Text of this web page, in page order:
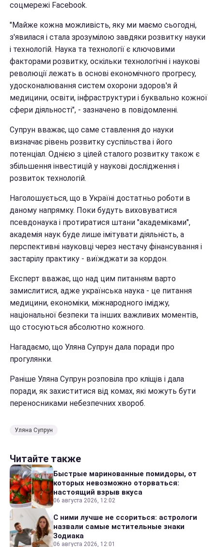
соцмережі Facebook.
"Майже кожна можливість, яку ми маємо сьогодні,
з'явилася і стала зрозумілою завдяки розвитку науки
і технологій. Наука та технології є ключовими
факторами розвитку, оскільки технологічні і наукові
революції лежать в основі економічного прогресу,
удосконалювання систем охорони здоров'я й
медицини, освіти, інфраструктури і буквально кожної
сфери діяльності", - зазначено в повідомленні.
Супрун вважає, що саме ставлення до науки
визначає рівень розвитку суспільства і його
потенціал. Однією з цілей сталого розвитку також є
збільшення інвестицій у наукові дослідження і
розвиток технологій.
Наголошується, що в Україні достатньо роботи в
даному напрямку. Поки будуть виховуватися
псевдонаука і протиратися штани "академіками",
академія наук буде лише імітувати діяльність, а
перспективні науковці через нестачу фінансування і
застарілу практику - виїжджати за кордон.
Експерт вважає, що над цим питанням варто
замислитися, адже українська наука - це питання
медицини, економіки, міжнародного іміджу,
національної безпеки та інших важливих моментів,
що стосуються абсолютно кожного.
Нагадаємо, що Уляна Супрун дала поради про
прогулянки.
Раніше Уляна Супрун розповіла про кліщів і дала
поради, як захиститися від комах, які можуть бути
переносниками небезпечних хвороб.
Уляна Супрун
Читайте также
Быстрые маринованные помидоры, от
которых невозможно оторваться:
настоящий взрыв вкуса
06 августа 2026, 12:02
С ними лучше не ссориться: астрологи
назвали самые мстительные знаки
Зодиака
06 августа 2026, 12:01